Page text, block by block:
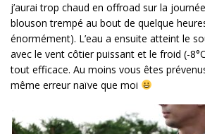
j’aurai trop chaud en offroad sur la
blouson trempé au bout de quelque
énormément). L’eau a ensuite atteint le
avec le vent côtier puissant et le froid (-
tout efficace. Au moins vous êtes
même erreur naïve que moi